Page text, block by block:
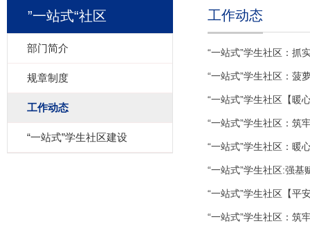
”一站式“社区
部门简介
规章制度
工作动态
“一站式”学生社区建设
工作动态
“一站式”学生社区：抓
“一站式”学生社区：
“一站式”学生社区【暖
“一站式”学生社区：
“一站式”学生社区：
“一站式”学生社区:强
“一站式”学生社区【
“一站式”学生社区：筑